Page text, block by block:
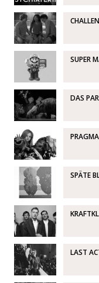
SUPER
DAS
SPÄTE
LAST